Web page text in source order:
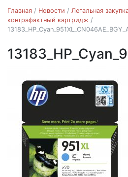
Главная / Новости / Легальная
контрафактный картридж /